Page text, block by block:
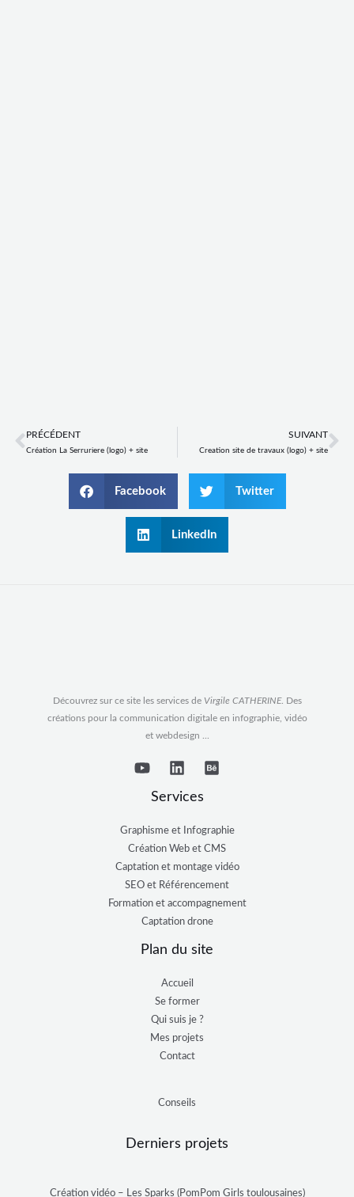
Prev
PRÉCÉDENT
Création La Serruriere (logo) + site
SUIVANT
Creation site de travaux (logo) + site
Facebook Twitter
LinkedIn
Découvrez sur ce site les services de Virgile CATHERINE. Des
créations pour la communication digitale en infographie, vidéo
et webdesign ...
Services
Graphisme et Infographie
Création Web et CMS
Captation et montage vidéo
SEO et Référencement
Formation et accompagnement
Captation drone
Plan du site
Accueil
Se former
Qui suis je ?
Mes projets
Contact
Conseils
Derniers projets
Création vidéo – Les Sparks (PomPom Girls toulousaines)